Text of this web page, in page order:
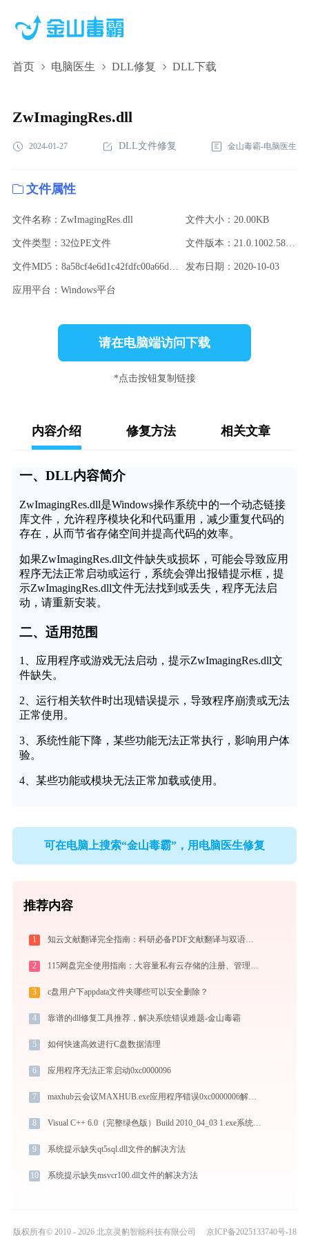
首页 电脑医生 DLL修复 DLL下载
ZwImagingRes.dll,ZwImagingRes.dll下载,ZwImagingRes.dll修复
ZwImagingRes.dll
2024-01-27 DLL文件修复 金山毒霸-电脑医生
文件属性
文件名称：ZwImagingRes.dll 文件大小：20.00KB
文件类型：32位PE文件 文件版本：21.0.1002.58820
文件MD5：8a58cf4e6d1c42fdfc00a66d1ea73423 发布日期：2020-10-03
应用平台：Windows平台
请在电脑端访问下载
*点击按钮复制链接
内容介绍 修复方法 相关文章
一、DLL内容简介
ZwImagingRes.dll是Windows操作系统中的一个动态链接
库文件，允许程序模块化和代码重用，减少重复代码的
存在，从而节省存储空间并提高代码的效率。
如果ZwImagingRes.dll文件缺失或损坏，可能会导致应用
程序无法正常启动或运行，系统会弹出报错提示框，提
示ZwImagingRes.dll文件无法找到或丢失，程序无法启
动，请重新安装。
二、适用范围
1、应用程序或游戏无法启动，提示ZwImagingRes.dll文
件缺失。
2、运行相关软件时出现错误提示，导致程序崩溃或无法
正常使用。
3、系统性能下降，某些功能无法正常执行，影响用户体
验。
4、某些功能或模块无法正常加载或使用。
可在电脑上搜索“金山毒霸”，用电脑医生修复
推荐内容
1 知云文献翻译完全指南：科研必备PDF文献翻译与双语对照阅读效率工具（2026最新）
2 115网盘完全使用指南：大容量私有云存储的注册、管理与分享全攻略（2026最新）
3 c盘用户下appdata文件夹哪些可以安全删除？
4 靠谱的dll修复工具推荐，解决系统错误难题-金山毒霸
5 如何快速高效进行C盘数据清理
6 应用程序无法正常启动0xc0000096
7 maxhub云会议MAXHUB.exe应用程序错误0xc0000006解决方法
8 Visual C++ 6.0（完整绿色版）Build 2010_04_03 1.exe系统错误gdi42.dll丢失如何解决
9 系统提示缺失qt5sql.dll文件的解决方法
10 系统提示缺失msvcr100.dll文件的解决方法
版权所有© 2010 - 2026 北京灵豹智能科技有限公司 京ICP备2025133740号-18